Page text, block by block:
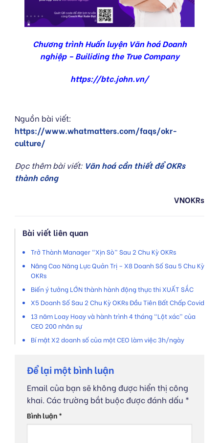
Chương trình Huấn luyện Văn hoá Doanh
nghiệp – Builiding the True Company
https://btc.john.vn/
Nguồn bài viết:
https://www.whatmatters.com/faqs/okr-
culture/
Đọc thêm bài viết: Văn hoá cần thiết để OKRs
thành công
VNOKRs
Bài viết liên quan
Trở Thành Manager “Xịn Sò” Sau 2 Chu Kỳ OKRs
Nâng Cao Năng Lực Quản Trị – X8 Doanh Số Sau 5 Chu Kỳ
OKRs
Biến ý tưởng LỚN thành hành động thực thi XUẤT SẮC
X5 Doanh Số Sau 2 Chu Kỳ OKRs Đầu Tiên Bất Chấp Covid
13 năm Loay Hoay và hành trình 4 tháng “Lột xác” của
CEO 200 nhân sự
Bí mật X2 doanh số của một CEO làm việc 3h/ngày
Để lại một bình luận
Email của bạn sẽ không được hiển thị công
khai. Các trường bắt buộc được đánh dấu *
Bình luận*